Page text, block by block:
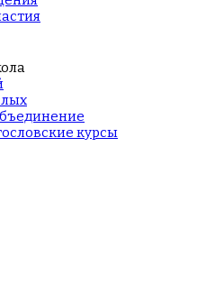
курсы